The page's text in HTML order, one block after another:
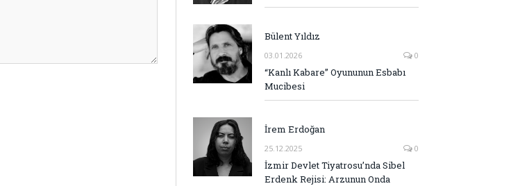
Bülent Yıldız
03.01.2026 0
“Kanlı Kabare” Oyununun Esbabı
Mucibesi
İrem Erdoğan
25.12.2025 0
İzmir Devlet Tiyatrosu’nda Sibel
Erdenk Rejisi: Arzunun Onda